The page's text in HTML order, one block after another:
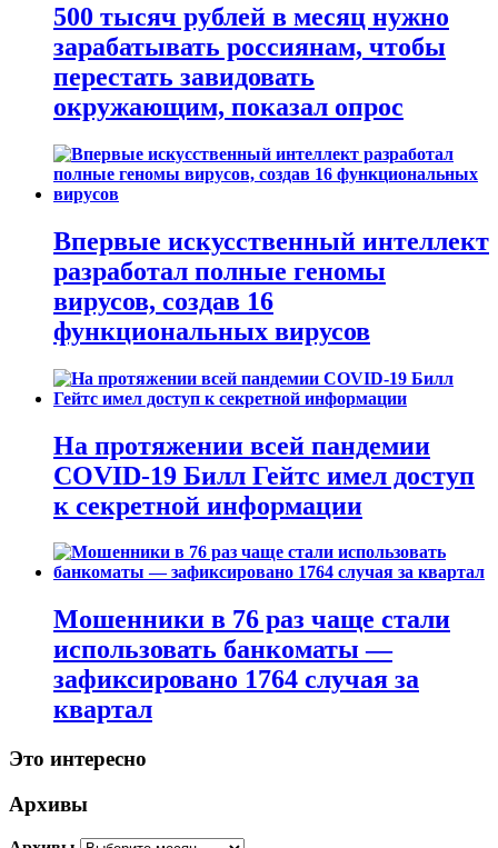
500 тысяч рублей в месяц нужно
зарабатывать россиянам, чтобы
перестать завидовать
окружающим, показал опрос
Впервые искусственный интеллект
разработал полные геномы
вирусов, создав 16
функциональных вирусов
На протяжении всей пандемии
COVID-19 Билл Гейтс имел доступ
к секретной информации
Мошенники в 76 раз чаще стали
использовать банкоматы —
зафиксировано 1764 случая за
квартал
Это интересно
Архивы